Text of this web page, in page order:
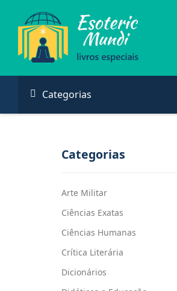
Categorias
Categorias
Arte Militar
Ciências Exatas
Ciências Humanas
Crítica Literária
Dicionários